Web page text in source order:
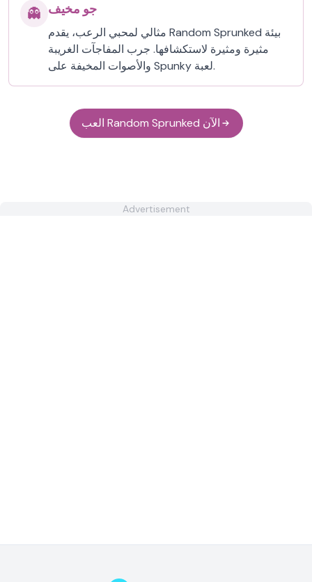
👻 جو مخيف
مثالي لمحبي الرعب، يقدم Random Sprunked بيئة
مثيرة ومثيرة لاستكشافها. جرب المفاجآت الغريبة
والأصوات المخيفة على Spunky لعبة.
العب Random Sprunked الآن
Advertisement